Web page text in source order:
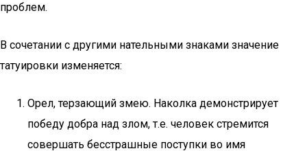
проблем.
В сочетании с другими нательными знаками значение
татуировки изменяется:
Орел, терзающий змею. Наколка демонстрирует
победу добра над злом, т.е. человек стремится
совершать бесстрашные поступки во имя